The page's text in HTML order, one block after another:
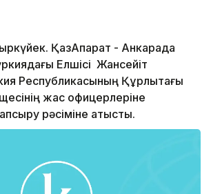
ҚазАқпарат - Анкарада
Елшісі Жансейіт
Республикасының Құрлықтағы
жас офицерлеріне
рәсіміне қатысты.